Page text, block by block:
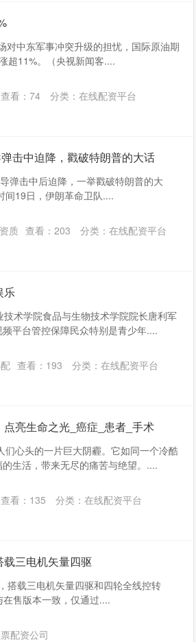
对中东军事冲突升级的担忧，国际原油期
超11%。（央视新闻客....
查看： 74 分类： 在线配资平台
击中迫降，戳破特朗普的大话
弹击中后迫降，一举戳破特朗普的大
间19日，伊朗革命卫队....
质 查看： 203 分类： 在线配资平台
乐
术学院食品与生物技术学院院长唐利军
平台管控保障民众特别是青少年....
查看： 193 分类： 在线配资平台
亮生命之光_癌症_患者_手术
心头的一片巨大阴霾。它如同一个冷酷
生活，带来无尽的痛苦与绝望。....
查看： 135 分类： 在线配资平台
三电机矢量四驱
搭载三电机矢量四驱和四轮全线控转
售版本一致，仅通过....
配资公司